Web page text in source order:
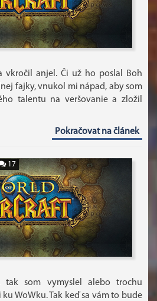
vkročil anjel. Či už ho poslal Boh
fajky, vnukol mi nápad, aby som
talentu na veršovanie a zložil
Pokračovat na článek
17
tak som vymyslel alebo trochu
WoWku. Tak keď sa vám to bude